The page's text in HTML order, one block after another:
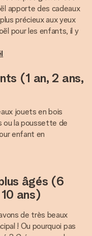
apporte des cadeaux
précieux aux yeux
pour les enfants, il y
(1 an, 2 ans,
jouets en bois
ou la poussette de
enfant en
âgés (6
ans)
de très beaux
! Ou pourquoi pas